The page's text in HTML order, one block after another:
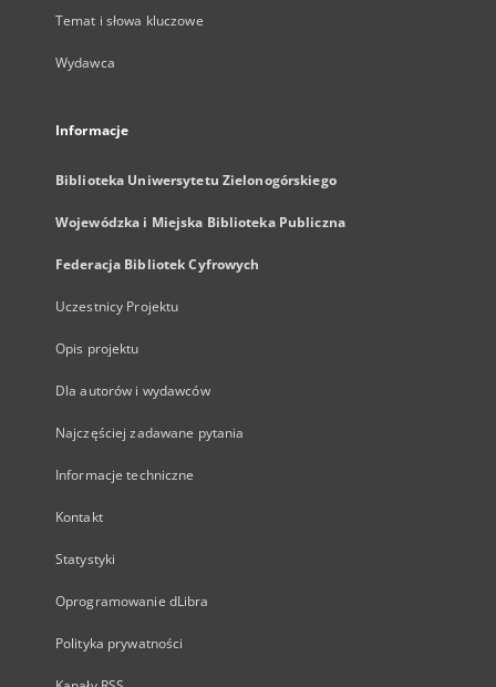
Temat i słowa kluczowe
Wydawca
Informacje
Biblioteka Uniwersytetu Zielonogórskiego
Wojewódzka i Miejska Biblioteka Publiczna
Federacja Bibliotek Cyfrowych
Uczestnicy Projektu
Opis projektu
Dla autorów i wydawców
Najczęściej zadawane pytania
Informacje techniczne
Kontakt
Statystyki
Oprogramowanie dLibra
Polityka prywatności